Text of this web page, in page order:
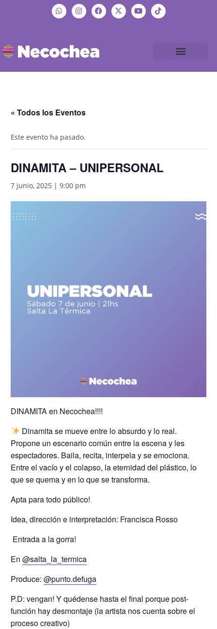
« Todos los Eventos
Este evento ha pasado.
DINAMITA – UNIPERSONAL
7 junio, 2025 | 9:00 pm
DINAMITA en Necochea!!!!
Dinamita se mueve entre lo absurdo y lo real.
Propone un escenario común entre la escena y les
espectadores. Baila, recita, interpela y se emociona.
Entre el vacío y el colapso, la eternidad del plástico, lo
que se quema y en lo que se transforma.
Apta para todo público!
Idea, dirección e interpretación: Francisca Rosso
️ Entrada a la gorra!
En@salta_la_termica
Produce:@punto.defuga
P.D: vengan! Y quédense hasta el final porque post-
función hay desmontaje (la artista nos cuenta sobre el
proceso creativo)